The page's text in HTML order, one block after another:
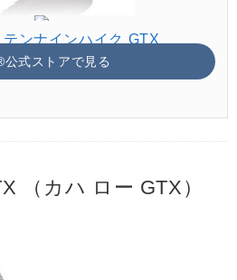
ンナインハイク GTX
式ストアで見る
（カハ ロー GTX）